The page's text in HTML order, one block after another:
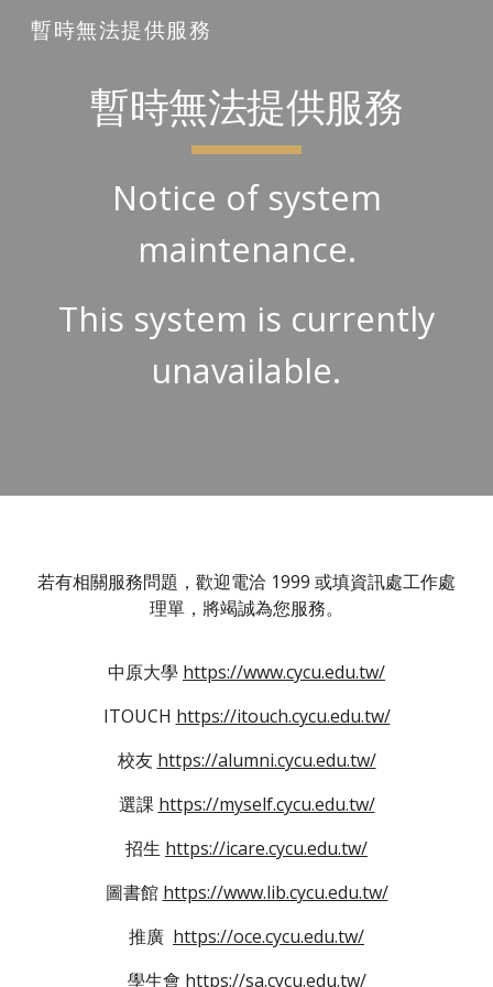
Skip to main content
暫時無法提供服務
暫時無法提供服務
Notice of system
maintenance.
This system is currently
unavailable.
若有相關服務問題，歡迎電洽 1999 或填資訊處工作處
理單，將竭誠為您服務。
中原大學 https://www.cycu.edu.tw/
ITOUCH https://itouch.cycu.edu.tw/
校友 https://alumni.cycu.edu.tw/
選課 https://myself.cycu.edu.tw/
招生 https://icare.cycu.edu.tw/
圖書館 https://www.lib.cycu.edu.tw/
推廣 https://oce.cycu.edu.tw/
學生會 https://sa.cycu.edu.tw/